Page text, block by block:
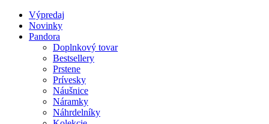
Výpredaj
Novinky
Pandora
Doplnkový tovar
Bestsellery
Prstene
Prívesky
Náušnice
Náramky
Náhrdelníky